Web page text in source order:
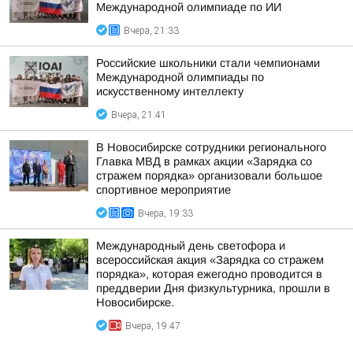
Международной олимпиаде по ИИ
Вчера, 21:33
Российские школьники стали чемпионами
Международной олимпиады по
искусственному интеллекту
Вчера, 21:41
В Новосибирске сотрудники регионального
Главка МВД в рамках акции «Зарядка со
стражем порядка» организовали большое
спортивное мероприятие
Вчера, 19:33
Международный день светофора и
всероссийская акция «Зарядка со стражем
порядка», которая ежегодно проводится в
преддверии Дня физкультурника, прошли в
Новосибирске.
Вчера, 19:47